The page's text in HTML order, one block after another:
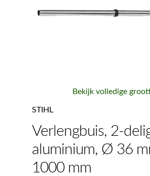
Contact
Bekijk volledige
STIHL
Verlengbuis, 2-
aluminium, Ø 36
1000 mm